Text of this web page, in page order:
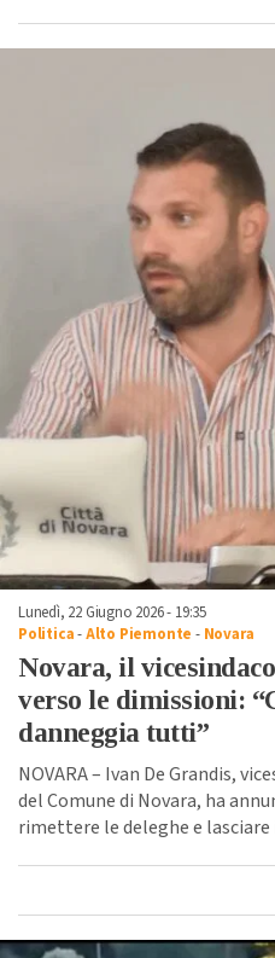
Lunedì, 22 Giugno 2026 - 19:35
Politica-Alto Piemonte - Novara
Novara, il
verso le dimissioni:
danneggia tutti”
NOVARA – Ivan De Grandis,
del Comune di Novara, ha
rimettere le deleghe e